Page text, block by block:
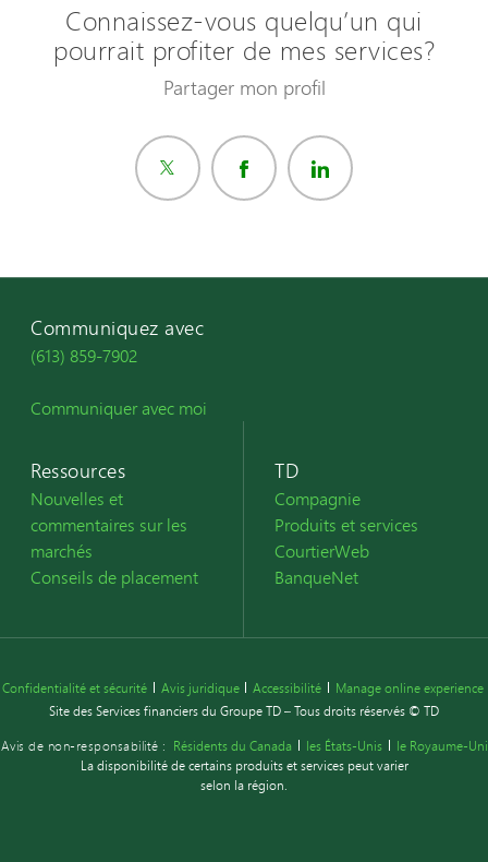
Connaissez-vous quelqu’un qui
pourrait profiter de mes services?
Partager mon profil
Communiquez avec
(613) 859-7902
Communiquer avec moi
Ressources
Nouvelles et
commentaires sur les
marchés
Conseils de placement
TD
Compagnie
Produits et services
CourtierWeb
BanqueNet
Confidentialité et sécurité Avis juridique Accessibilité
Manage online experience
Site des Services financiers du Groupe TD – Tous droits réservés © TD
Avis de non-responsabilité : Résidents du Canada les États-Unis
le Royaume-Uni
La disponibilité de certains produits et services peut varier
selon la région.